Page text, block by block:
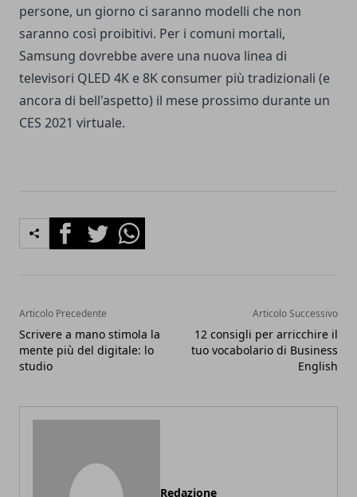
persone, un giorno ci saranno modelli che non
saranno così proibitivi. Per i comuni mortali,
Samsung dovrebbe avere una nuova linea di
televisori QLED 4K e 8K consumer più tradizionali (e
ancora di bell'aspetto) il mese prossimo durante un
CES 2021 virtuale.
FacebookTwitterWhatsapp
Articolo Precedente
Scrivere a mano stimola la
mente più del digitale: lo
studio
Articolo Successivo
12 consigli per arricchire il
tuo vocabolario di Business
English
Redazione